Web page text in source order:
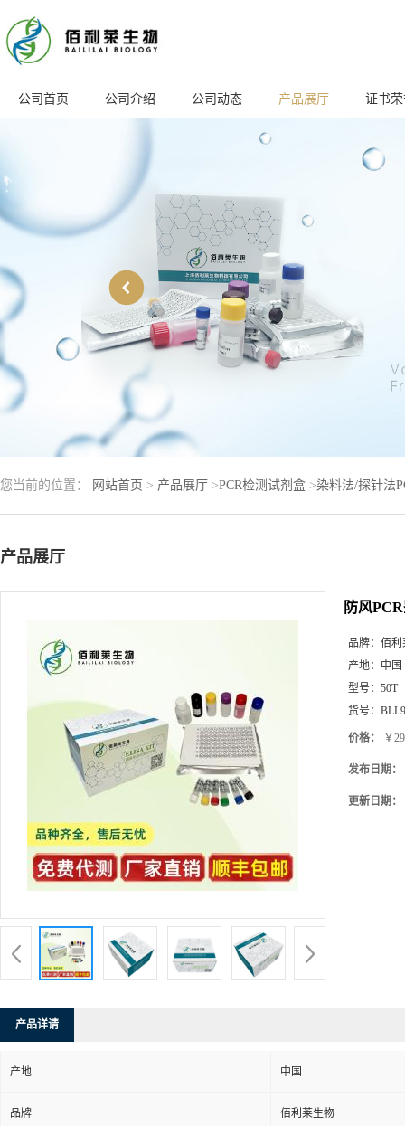
公司首页 公司介绍 公司动态 产品展厅 证书
您当前的位置： 网站首页 > 产品展厅 >PCR检测试剂盒 >染料法/探针法
产品展厅
防风
品牌： 佰利
产地： 中国
型号： 50T
货号：
价格： ￥
发布日期：
更新日期：
产品详请
产地 中国
品牌 佰利莱生物